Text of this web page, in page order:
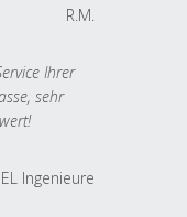
R.M.
Ihrer
sehr
Ingenieure